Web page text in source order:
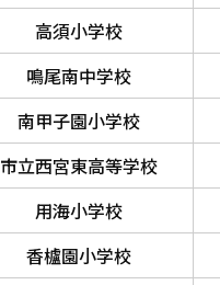
高須小学校
鳴尾南中学校
南甲子園小学校
市立西宮東高等学校
用海小学校
香櫨園小学校